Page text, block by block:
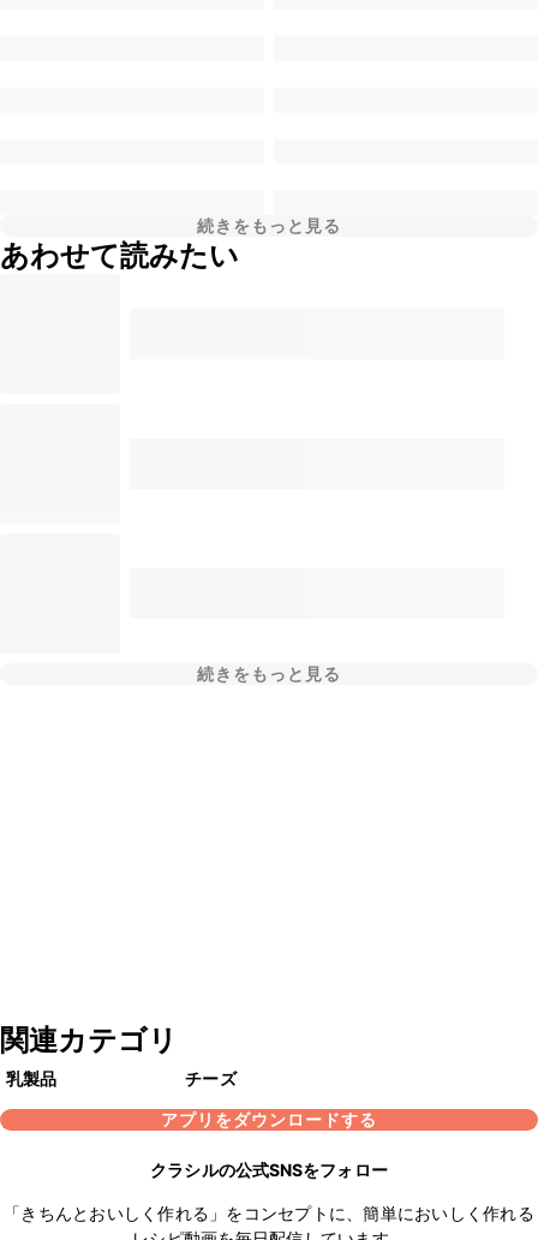
続きをもっと見る
あわせて読みたい
続きをもっと見る
関連カテゴリ
乳製品
チーズ
アプリをダウンロードする
クラシルの公式SNSをフォロー
「きちんとおいしく作れる」をコンセプトに、簡単においしく作れる